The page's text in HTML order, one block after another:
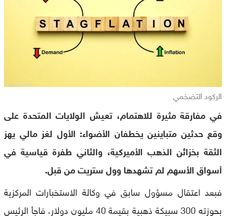
الركود التضخمي
في مفارقة مثيرة للاهتمام، تعيش الولايات المتحدة على
وقع حدثين متباينين يخطفان الأضواء: الأول لغز مالي يهز
الثقة بخزائن الذهب الأميركية، والثاني طفرة قياسية في
أسواق الأسهم لم تشهدها وول ستريت من قبل.
فبعد اعتقال مسؤول سابق في وكالة الاستخبارات المركزية
بحوزته 300 سبيكة ذهبية بقيمة 40 مليون دولار، فاجأ الرئيس